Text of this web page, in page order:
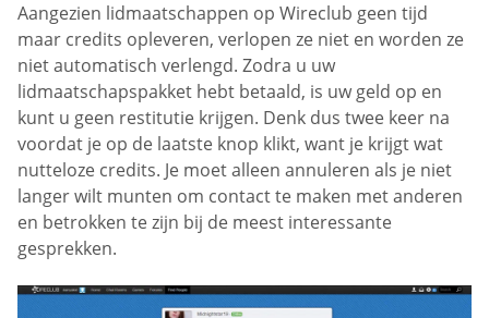
Aangezien lidmaatschappen op Wireclub geen tijd
maar credits opleveren, verlopen ze niet en worden ze
niet automatisch verlengd. Zodra u uw
lidmaatschapspakket hebt betaald, is uw geld op en
kunt u geen restitutie krijgen. Denk dus twee keer na
voordat je op de laatste knop klikt, want je krijgt wat
nutteloze credits. Je moet alleen annuleren als je niet
langer wilt munten om contact te maken met anderen
en betrokken te zijn bij de meest interessante
gesprekken.